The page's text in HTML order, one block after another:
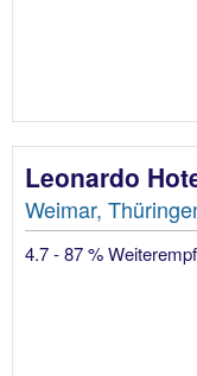
Leonardo
Weimar,
4.7 - 87 %